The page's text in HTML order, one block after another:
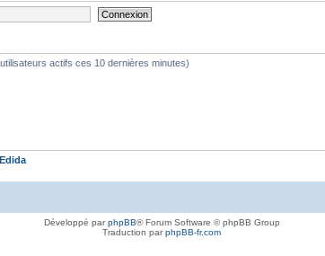
actifs ces 10 dernières minutes)
Développé parphpBB® Forum Software © phpBB Group
Traduction parphpBB-fr.com